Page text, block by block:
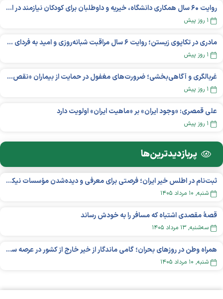
روایت ۶۰ سال همکاری دانشگاه، خیریه و داوطلبان برای کودکان نیازمند در استرالیا
۱ روز پیش
مادری در تکاپوی زیستن؛ روایت ۶ سال مراقبت شبانه‌روزی و امید به فردای «نورا»
۱ روز پیش
غربالگری و آگاهی‌بخشی؛ ضرورت‌های مغفول در حمایت از بیماران «نقص ایمنی اولیه»
۱ روز پیش
علی قمصری: «وجود ایران» بر «ماهیت ایران» اولویت دارد
۱ روز پیش
پربازدید‌ترین‌ها
ثبت‌نام در اطلس خیر ایران؛ فرصتی برای معرفی و دیده‌شدن مؤسسات نیکوکاری
شنبه, ۱۰ مرداد ۱۴۰۵
قصهٔ مقصدی اشتباه که مسافر را به خودش رساند
سه‌شنبه, ۱۳ مرداد ۱۴۰۵
همراه وطن در روزهای بحران؛ گامی ماندگار از خیر خارج از کشور در عرصه سلامت
شنبه, ۱۰ مرداد ۱۴۰۵